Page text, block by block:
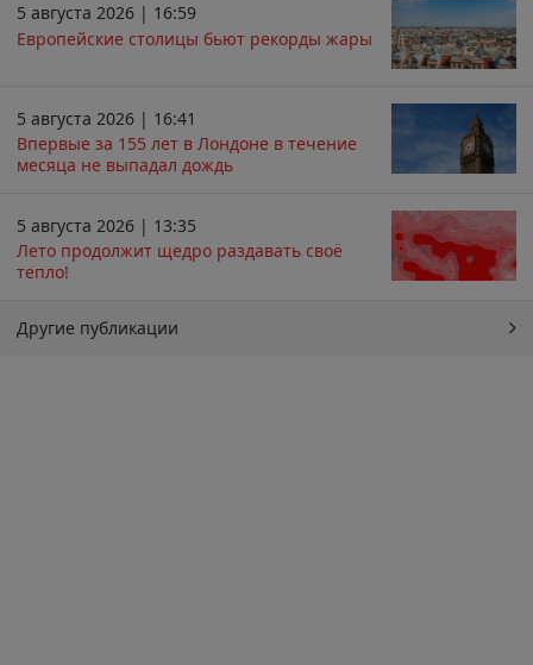
5 августа 2026 | 16:59
Европейские столицы бьют рекорды жары
5 августа 2026 | 16:41
Впервые за 155 лет в Лондоне в течение
месяца не выпадал дождь
5 августа 2026 | 13:35
Лето продолжит щедро раздавать своё
тепло!
Другие публикации